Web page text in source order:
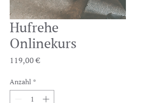
Hufrehe
Onlinekurs
119,00 €Preis
Anzahl *